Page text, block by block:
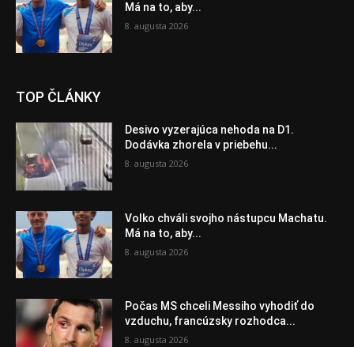
Má na to, aby...
8. augusta 2026
TOP ČLÁNKY
Desivo vyzerajúca nehoda na D1.
Dodávka zhorela v priebehu...
8. augusta 2026
Volko chváli svojho nástupcu Machatu.
Má na to, aby...
8. augusta 2026
Počas MS chceli Messiho vyhodiť do
vzduchu, francúzsky rozhodca...
8. augusta 2026